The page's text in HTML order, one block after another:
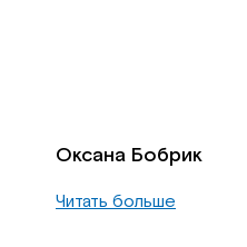
Оксана Бобрик
Читать больше